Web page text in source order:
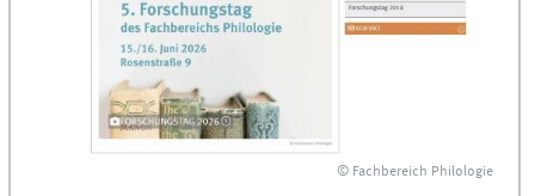
© Fachbereich Philologie